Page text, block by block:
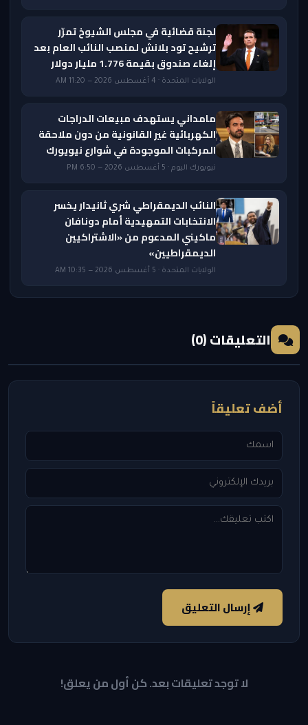
لجنة قضائية في مجلس الشيوخ تمرّر
ترشيح تود بلانش لمنصب النائب العام بعد
إلغاء صندوق بقيمة 1.776 مليار دولار
الولايات المتحدة · 4 أغسطس 2026 — 11:20 AM
مامداني يستهدف مبيعات الدراجات
الكهربائية غير القانونية من دون ملاحقة
المركبات الموجودة في شوارع نيويورك
نيويورك اليوم · 5 أغسطس 2026 — 6:50 PM
النائب الديمقراطي شري ثانيدار يخسر
الانتخابات التمهيدية أمام دونافان
ماكيني المدعوم من «الاشتراكيين
الديمقراطيين»
الولايات المتحدة · 5 أغسطس 2026 — 10:35 AM
التعليقات (0)
أضف تعليقاً
إرسال التعليق
لا توجد تعليقات بعد. كن أول من يعلق!